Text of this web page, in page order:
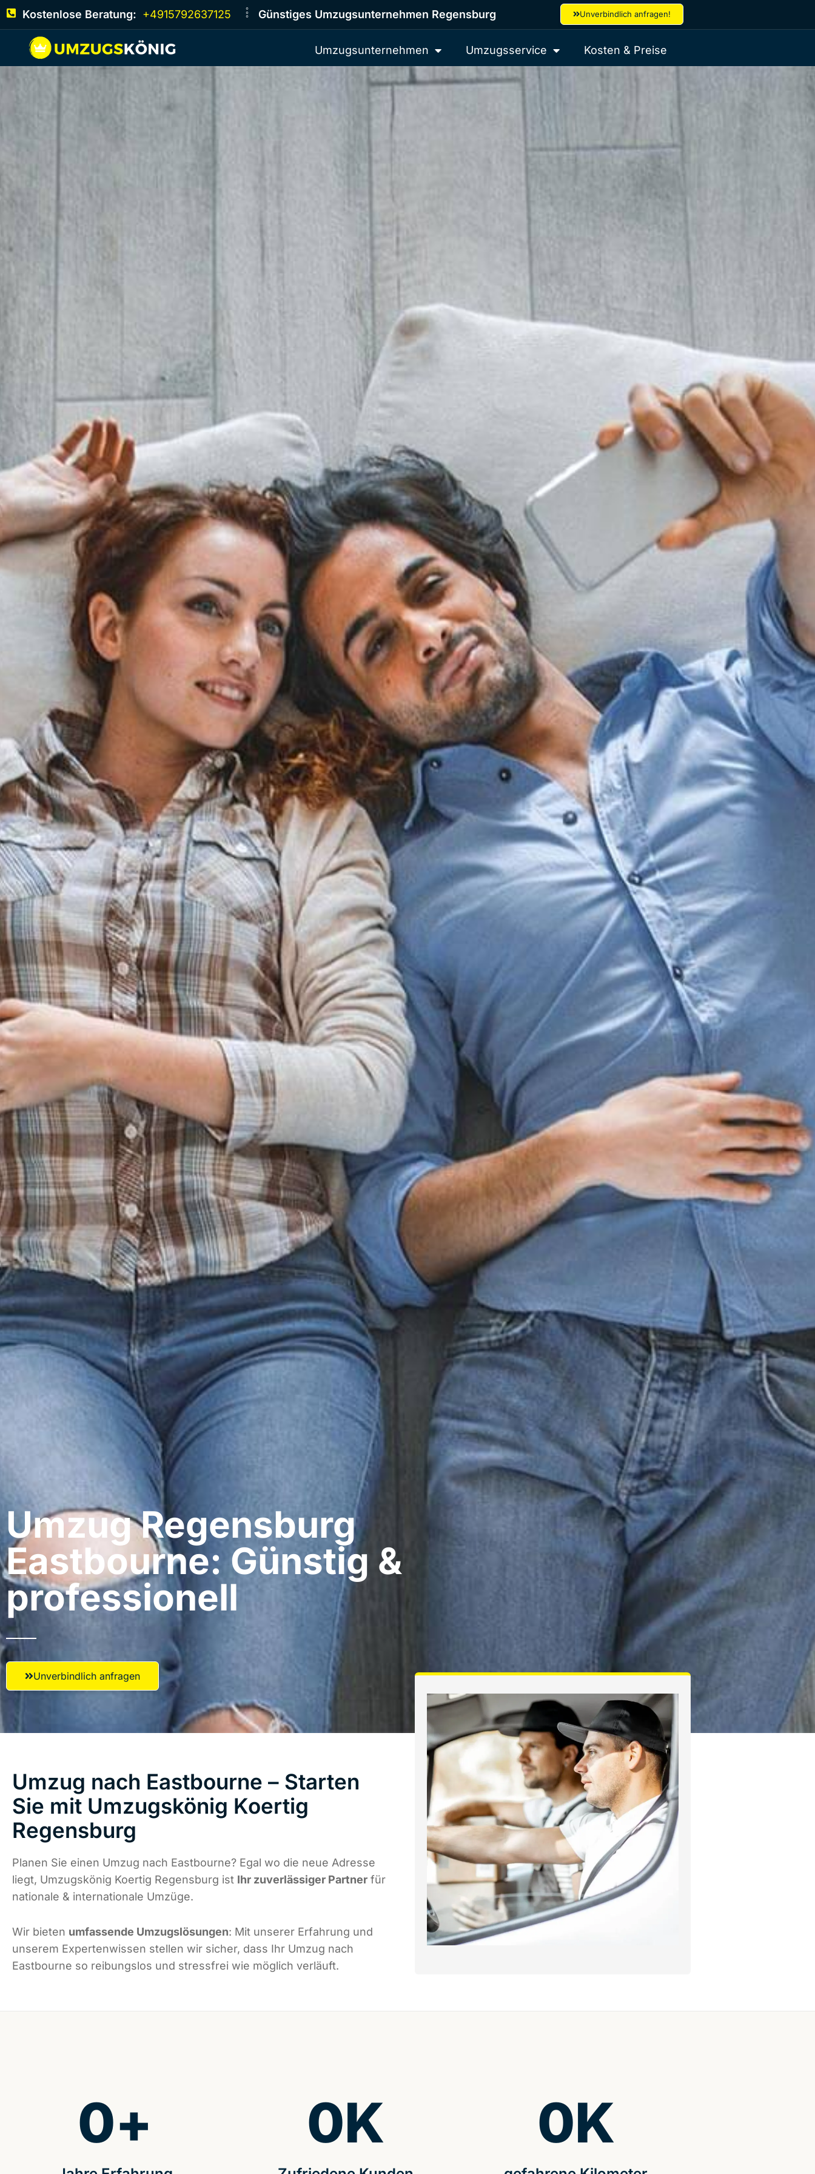
Kostenlose Beratung: +4915792637125 Günstiges Umzugsunternehmen Regensburg Unverbindlich anfragen!
Umzugsunternehmen Umzugsservice Kosten & Preise
Umzug Regensburg​
Eastbourne: Günstig &
professionell​
Unverbindlich anfragen
Umzug nach Eastbourne – Starten
Sie mit Umzugskönig Koertig
Regensburg
Planen Sie einen Umzug nach Eastbourne? Egal wo die neue Adresse
liegt, Umzugskönig Koertig Regensburg ist Ihr zuverlässiger Partner für
nationale & internationale Umzüge.
Wir bieten umfassende Umzugslösungen: Mit unserer Erfahrung und
unserem Expertenwissen stellen wir sicher, dass Ihr Umzug nach
Eastbourne so reibungslos und stressfrei wie möglich verläuft.
0+ 0K 0K